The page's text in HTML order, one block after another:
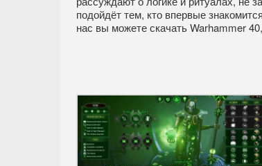
подойдёт тем, кто впервые
нас вы можете скачать Warhammer